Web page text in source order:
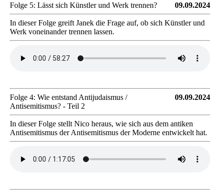
Folge 5: Lässt sich Künstler und Werk trennen? 09.09.2024
In dieser Folge greift Janek die Frage auf, ob sich Künstler und
Werk voneinander trennen lassen.
Folge 4: Wie entstand Antijudaismus /
Antisemitismus? - Teil 2
09.09.2024
In dieser Folge stellt Nico heraus, wie sich aus dem antiken
Antisemitismus der Antisemitismus der Moderne entwickelt hat.